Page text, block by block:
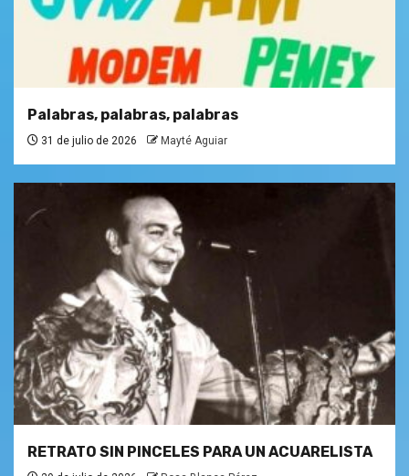
Palabras, palabras, palabras
31 de julio de 2026 Mayté Aguiar
RETRATO SIN PINCELES PARA UN ACUARELISTA